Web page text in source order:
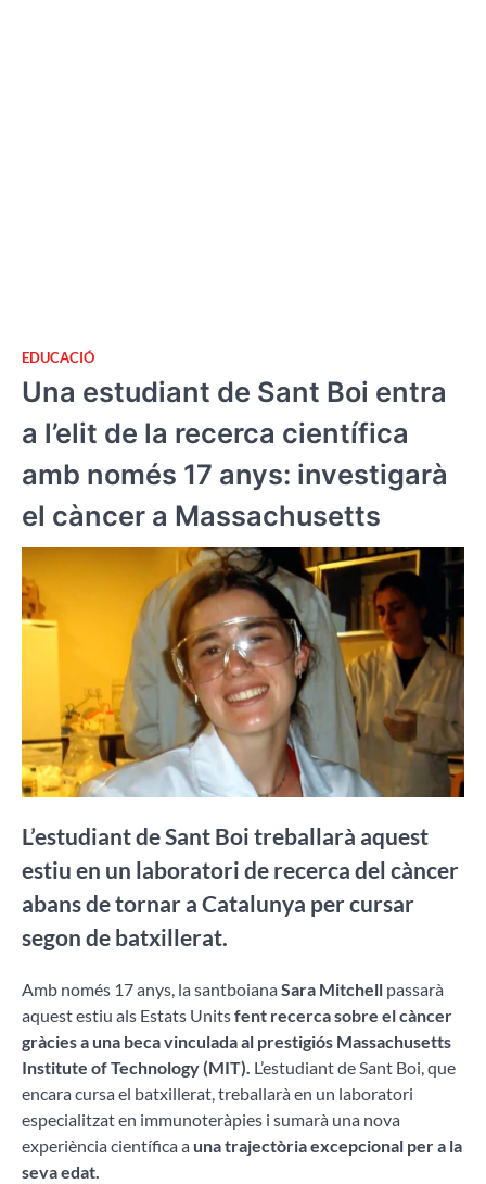
EDUCACIÓ
Una estudiant de Sant Boi entra
a l’elit de la recerca científica
amb només 17 anys: investigarà
el càncer a Massachusetts
L’estudiant de Sant Boi treballarà aquest
estiu en un laboratori de recerca del càncer
abans de tornar a Catalunya per cursar
segon de batxillerat.
Amb només 17 anys, la santboianaSara Mitchell passarà
aquest estiu als Estats Unitsfent recerca sobre el càncer
gràcies a una beca vinculada al prestigiós Massachusetts
Institute of Technology (MIT). L’estudiant de Sant Boi, que
encara cursa el batxillerat, treballarà en un laboratori
especialitzat en immunoteràpies i sumarà una nova
experiència científica a una trajectòria excepcional per a la
seva edat.